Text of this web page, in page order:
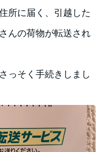
所に届く、引越した
んの荷物が転送され
っそく手続きしまし